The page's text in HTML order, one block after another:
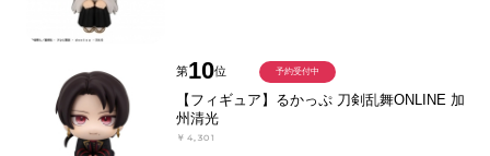
第10位
【フィギュア】るかっぷ 刀剣乱舞ONLINE 加
州清光
￥4,301
予約受付中